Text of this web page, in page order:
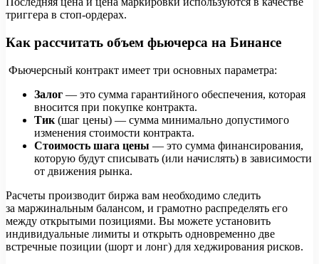
триггера в стоп-ордерах.
Как рассчитать объем фьючерса на Бинансе
Фьючерсный контракт имеет три основных параметра:
Залог — это сумма гарантийного обеспечения, которая
вносится при покупке контракта.
Тик (шаг цены) — сумма минимально допустимого
изменения стоимости контракта.
Стоимость шага цены — это сумма финансирования,
которую будут списывать (или начислять) в зависимости
от движения рынка.
Расчеты производит биржа вам необходимо следить
за маржинальным балансом, и грамотно распределять его
между открытыми позициями. Вы можете установить
индивидуальные лимиты и открыть одновременно две
встречные позиции (шорт и лонг) для хеджирования рисков.